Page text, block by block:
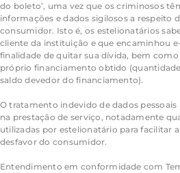
do boleto’, uma vez que os criminosos
informações e dados sigilosos a respeito
consumidor. Isto é, os estelionatários
cliente da instituição e que encaminhou
finalidade de quitar sua dívida, bem
próprio financiamento obtido
saldo devedor do financiamento).
O tratamento indevido de dados
na prestação de serviço, notadamente
utilizadas por estelionatário para facilitar
desfavor do consumidor.
Entendimento em conformidade com